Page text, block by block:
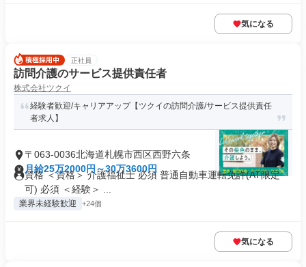
気になる
正社員
訪問介護のサービス提供責任者
株式会社ツクイ
経験者歓迎/キャリアアップ【ツクイの訪問介護/サービス提供責任
者求人】
〒063-0036北海道札幌市西区西野六条
月給25万2000円～30万3600円
資格 ＜資格＞ 介護福祉士 必須 普通自動車運転免許(AT限定
可) 必須 ＜経験＞ ...
業界未経験歓迎 +24個
気になる